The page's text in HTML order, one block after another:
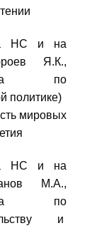
НС и на
Я.К.,
по
политике)
мировых
НС и на
М.А.,
по
и